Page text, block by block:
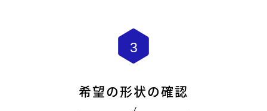
希望の形状の確認